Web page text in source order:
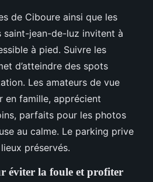
de Ciboure ainsi que les
saint-jean-de-luz invitent à
à pied. Suivre les
d’atteindre des spots
Les amateurs de vue
en famille, apprécient
parfaits pour les photos
au calme. Le parking prive
préservés.
éviter la foule et profiter